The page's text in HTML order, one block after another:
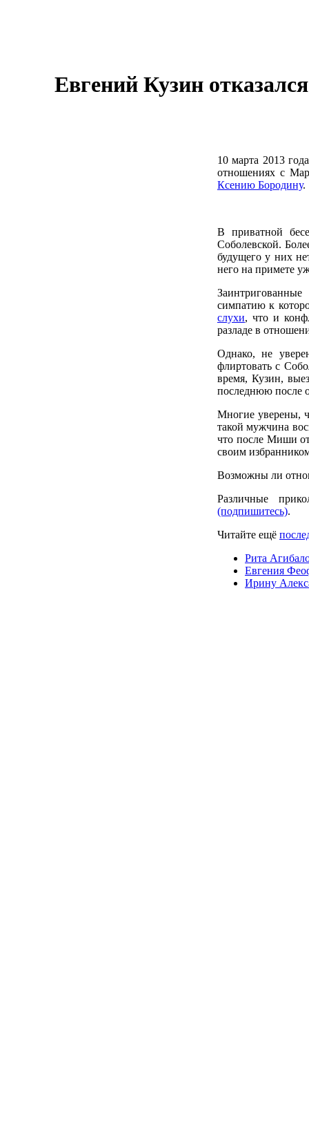
Евгений Кузин
10 марта 2013
отношениях с
Ксению Бородину.
В приватной
Соболевской.
будущего у них
него на примете
симпатию к
слухи, что и
разладе в
Однако, не
флиртовать с
время, Кузин,
последнюю после
Многие уверены,
такой мужчина
что после Миши
своим
Возможны ли
Различные
(подпишитесь).
Читайте ещё
Рита
Евгения
Ирину